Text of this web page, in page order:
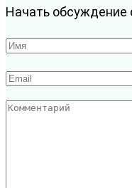
Начать обсуждение
Имя
Email
Комментарий